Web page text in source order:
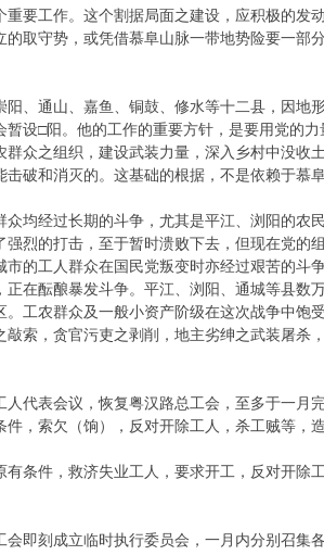
要工作。这个割据局面之建设，应积极的发
取守势，或凭借慕阜山脉一带地势险要一部
、通山、嘉鱼、铜鼓、修水等十二县，因地
设□阳。他的工作的重要方针，是要用党的
众之组织，建设武装力量，深入乡村中没
破和消灭的。这基础的根据，不是依赖于慕
均经过长期的斗争，尤其是平江、浏阳的农
烈的打击，至于暂时溃败下去，但现在党的
的工人群众在国民党叛变时亦经过艰苦的斗
在酝酿暴发斗争。平江、浏阳、通城等县数
工农群众及一般小资产阶级在这次战争中饱
索，贪官污吏之剥削，地主劣绅之武装屠杀
代表会议，恢复粤汉路总工会，至多于一月
，索欠（饷），反对开除工人，杀工贼等，
条件，救济失业工人，要求开工，反对开
即刻成立临时执行委员会，一月内分别召集